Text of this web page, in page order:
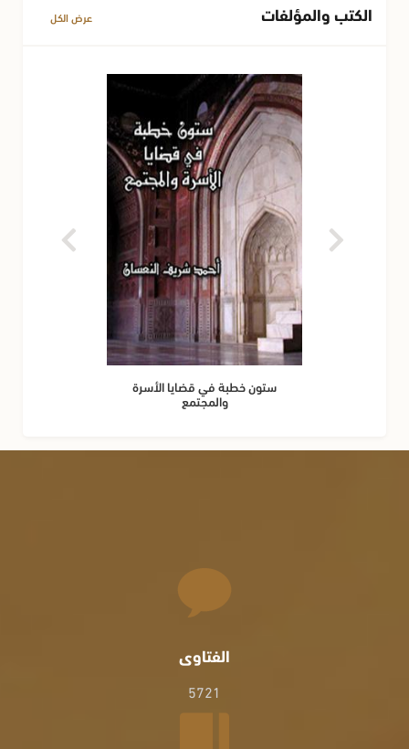
الكتب والمؤلفات عرض الكل
ستون خطبة في قضايا الأسرة
والمجتمع
الفتاوى
5721